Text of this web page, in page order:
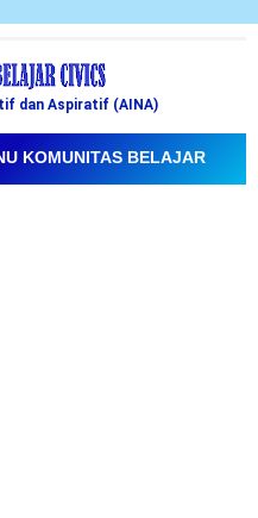
dan Aspiratif (AINA)
KOMUNITAS BELAJAR